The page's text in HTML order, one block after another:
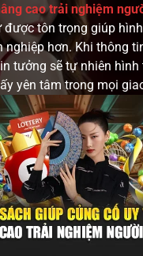
cao trải nghiệm
được tôn trọng giúp
nghiệp hơn. Khi thông
tưởng sẽ tự nhiên hình
yên tâm trong mọi